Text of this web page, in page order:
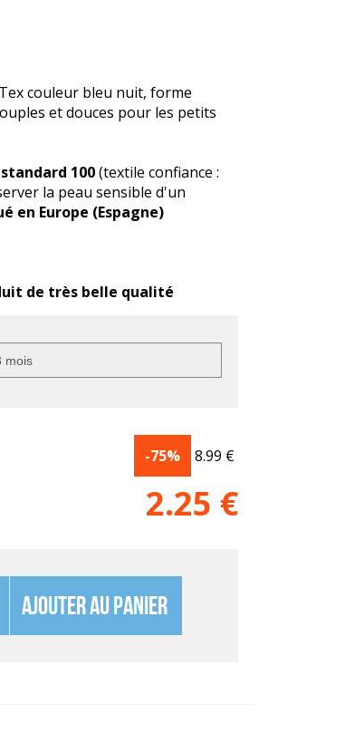
couleur bleu nuit, forme
et douces pour les petits
100(textile confiance :
la peau sensible d'un
en Europe (Espagne)
de très belle qualité
-75% 8.99 €
2.25 €
AJOUTER AU PANIER